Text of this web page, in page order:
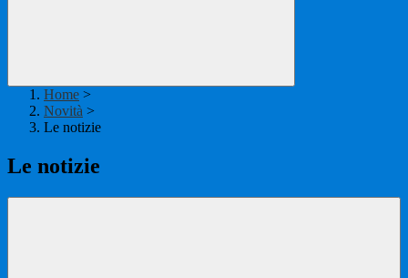
Home >
Novità >
Le notizie
Le notizie